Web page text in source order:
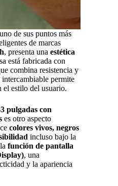
de sus puntos más
de marcas
, presenta una estética
está fabricada con
combina resistencia y
permite
el estilo del usuario.
pulgadas con
es otro aspecto
colores vivos, negros
incluso bajo la
función de pantalla
, una
y la apariencia